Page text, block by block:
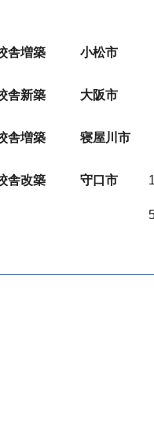
舎増築 小松市
舎新築 大阪市
舎増築 寝屋川市
舎改築 守口市